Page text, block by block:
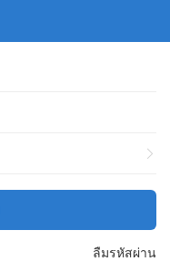
ลืมรหัสผ่าน